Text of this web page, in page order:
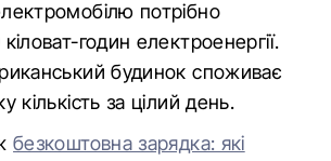
потрібно
годин електроенергії.
будинок споживає
кількість за цілий день.
безкоштовна зарядка: які